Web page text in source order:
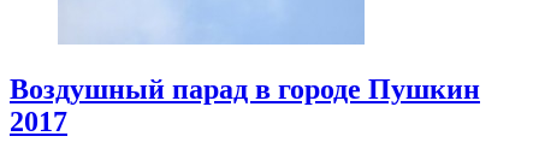
Воздушный парад в городе Пушкин
2017